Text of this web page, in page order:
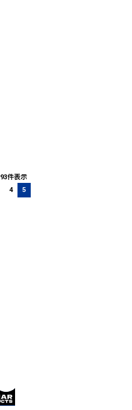
93件表示
4 5